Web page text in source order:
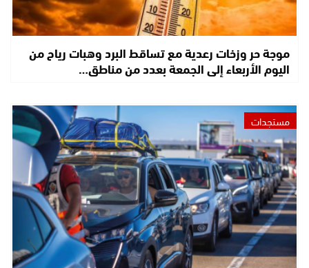
موجة حر وزخات رعدية مع تساقط البرد وهبات رياح من
اليوم الأربعاء إلى الجمعة بعدد من مناطق…
مستجدات